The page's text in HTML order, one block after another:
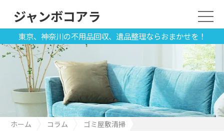
東京、神奈川の不用品回収、遺品整理ならおまかせを！
ジャンボコアラ
ホーム コラム
ゴミ屋敷清掃